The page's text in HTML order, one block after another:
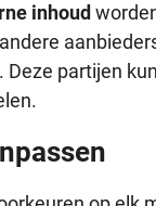
inhoud
partijen